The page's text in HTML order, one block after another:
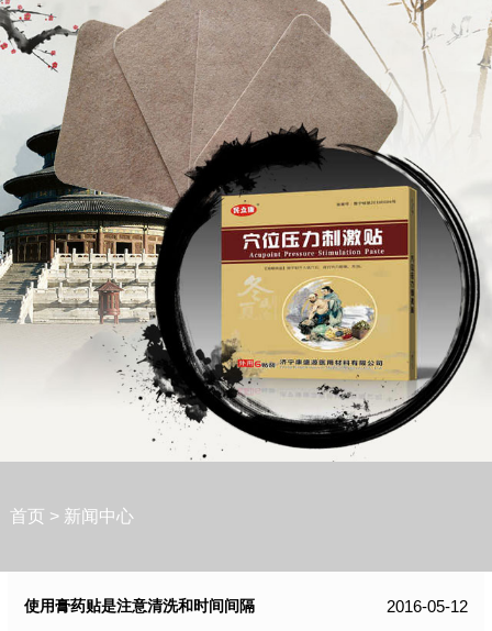
首页 > 新闻中心
使用膏药贴是注意清洗和时间间隔
2016-05-12